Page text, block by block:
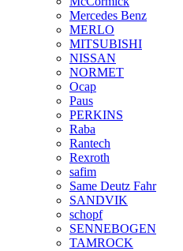
Mercedes Benz
MERLO
MITSUBISHI
NISSAN
NORMET
Ocap
Paus
PERKINS
Raba
Rantech
Rexroth
safim
Same Deutz Fahr
SANDVIK
schopf
SENNEBOGEN
TAMROCK